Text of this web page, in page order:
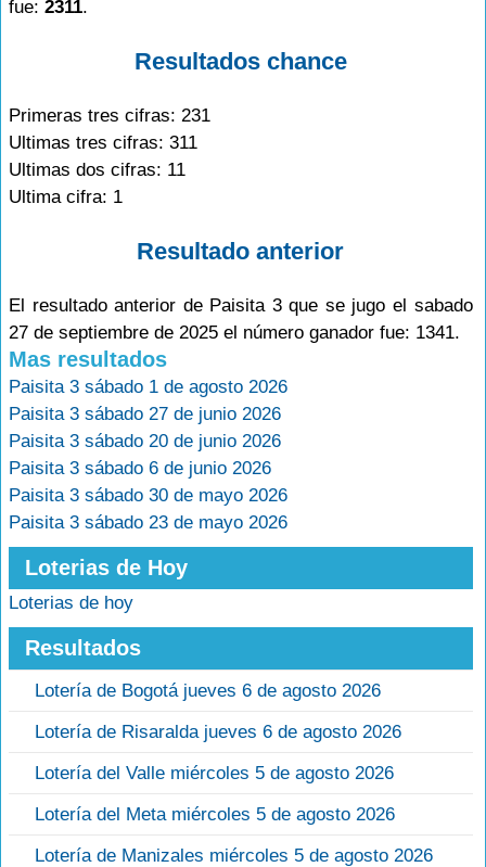
fue: 2311.
Resultados chance
Primeras tres cifras: 231
Ultimas tres cifras: 311
Ultimas dos cifras: 11
Ultima cifra: 1
Resultado anterior
El resultado anterior de Paisita 3 que se jugo el sabado
27 de septiembre de 2025 el número ganador fue: 1341.
Mas resultados
Paisita 3 sábado 1 de agosto 2026
Paisita 3 sábado 27 de junio 2026
Paisita 3 sábado 20 de junio 2026
Paisita 3 sábado 6 de junio 2026
Paisita 3 sábado 30 de mayo 2026
Paisita 3 sábado 23 de mayo 2026
Loterias de Hoy
Loterias de hoy
Resultados
Lotería de Bogotá jueves 6 de agosto 2026
Lotería de Risaralda jueves 6 de agosto 2026
Lotería del Valle miércoles 5 de agosto 2026
Lotería del Meta miércoles 5 de agosto 2026
Lotería de Manizales miércoles 5 de agosto 2026